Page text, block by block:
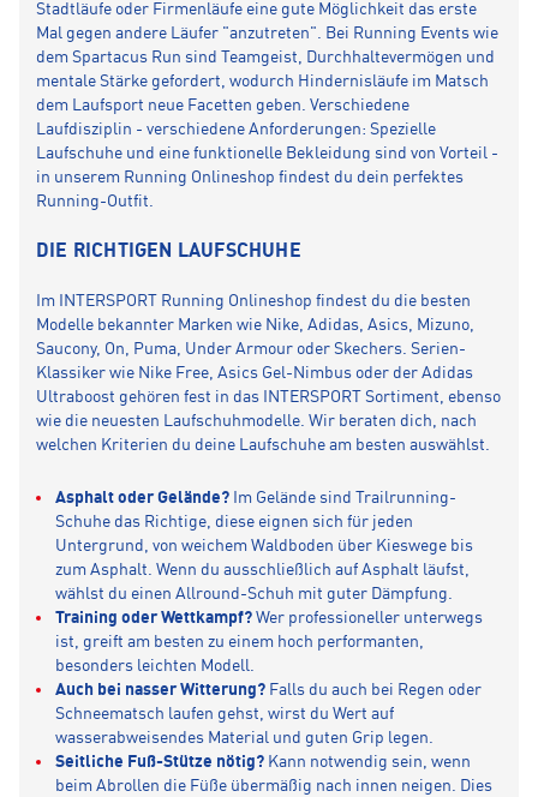
Stadtläufe oder Firmenläufe eine gute Möglichkeit das erste
Mal gegen andere Läufer "anzutreten". Bei Running Events wie
dem Spartacus Run sind Teamgeist, Durchhaltevermögen und
mentale Stärke gefordert, wodurch Hindernisläufe im Matsch
dem Laufsport neue Facetten geben. Verschiedene
Laufdisziplin - verschiedene Anforderungen: Spezielle
Laufschuhe und eine funktionelle Bekleidung sind von Vorteil -
in unserem Running Onlineshop findest du dein perfektes
Running-Outfit.
DIE RICHTIGEN LAUFSCHUHE
Im INTERSPORT Running Onlineshop findest du die besten
Modelle bekannter Marken wie Nike, Adidas, Asics, Mizuno,
Saucony, On, Puma, Under Armour oder Skechers. Serien-
Klassiker wie Nike Free, Asics Gel-Nimbus oder der Adidas
Ultraboost gehören fest in das INTERSPORT Sortiment, ebenso
wie die neuesten Laufschuhmodelle. Wir beraten dich, nach
welchen Kriterien du deine Laufschuhe am besten auswählst.
Asphalt oder Gelände? Im Gelände sind Trailrunning-
Schuhe das Richtige, diese eignen sich für jeden
Untergrund, von weichem Waldboden über Kieswege bis
zum Asphalt. Wenn du ausschließlich auf Asphalt läufst,
wählst du einen Allround-Schuh mit guter Dämpfung.
Training oder Wettkampf? Wer professioneller unterwegs
ist, greift am besten zu einem hoch performanten,
besonders leichten Modell.
Auch bei nasser Witterung? Falls du auch bei Regen oder
Schneematsch laufen gehst, wirst du Wert auf
wasserabweisendes Material und guten Grip legen.
Seitliche Fuß-Stütze nötig? Kann notwendig sein, wenn
beim Abrollen die Füße übermäßig nach innen neigen. Dies